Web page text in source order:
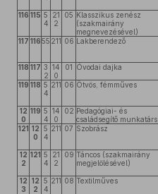
116 115 5
4
21
2
05 Klasszikus zenész
(szakmairány
megnevezésével)
117 11655 211 06 Lakberendező
118 117 3
2
14
0
01 Óvodai dajka
119 118 5
4
211 06 Ötvös, fémműves
12
0
119 5
4
14
0
02 Pedagógiai- és
családsegítő munkatárs
121 12
0
5
4
211 07 Szobrász
12
2
121 5
4
21
2
09 Táncos (szakmairány
megjelölésével)
12
3
12
2
5
4
211 08 Textilműves